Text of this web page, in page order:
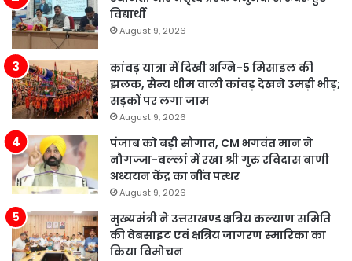
विद्यार्थी
August 9, 2026
कांवड़ यात्रा में दिखी अग्नि-5 मिसाइल की
झलक, सैन्य थीम वाली कांवड़ देखने उमड़ी भीड़;
सड़कों पर लगा जाम
August 9, 2026
पंजाब को बड़ी सौगात, CM भगवंत मान ने
नौगज्जा-बल्लां में रखा श्री गुरु रविदास बाणी
अध्ययन केंद्र का नींव पत्थर
August 9, 2026
मुख्यमंत्री ने उत्तराखण्ड क्षत्रिय कल्याण समिति
की वेबसाइट एवं क्षत्रिय जागरण स्मारिका का
किया विमोचन